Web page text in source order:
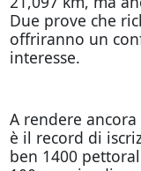
Due prove che
offriranno un
interesse.
A rendere
è il record di
ben 1400